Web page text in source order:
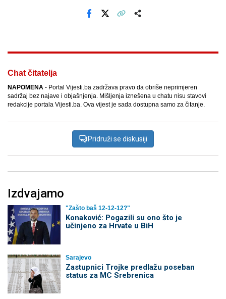
Chat čitatelja
NAPOMENA - Portal Vijesti.ba zadržava pravo da obriše neprimjeren
sadržaj bez najave i objašnjenja. Mišljenja iznešena u chatu nisu stavovi
redakcije portala Vijesti.ba. Ova vijest je sada dostupna samo za čitanje.
Pridruži se diskusiji
Izdvajamo
"Zašto baš 12-12-12?"
Konaković: Pogazili su ono što je
učinjeno za Hrvate u BiH
Sarajevo
Zastupnici Trojke predlažu poseban
status za MC Srebrenica